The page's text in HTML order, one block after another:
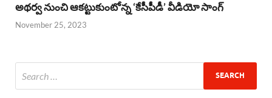
అథర్వ నుంచి ఆకట్టుకుంటోన్న ‘కేసీపీడీ’ వీడియో సాంగ్
November 25, 2023